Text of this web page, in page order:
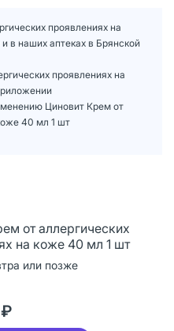
проявлениях на
в наших аптеках в Брянской
проявлениях на
Циновит Крем от
40 мл 1 шт
от аллергических
на коже 40 мл 1 шт
или позже